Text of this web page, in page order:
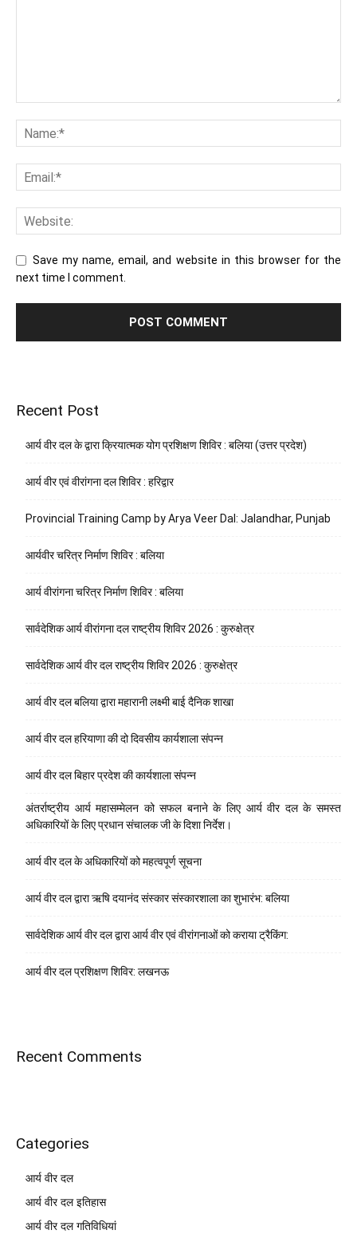
Save my name, email, and website in this browser for the
next time I comment.
Recent Post
आर्य वीर दल के द्वारा क्रियात्मक योग प्रशिक्षण शिविर : बलिया (उत्तर प्रदेश)
आर्य वीर एवं वीरांगना दल शिविर : हरिद्वार
Provincial Training Camp by Arya Veer Dal: Jalandhar, Punjab
आर्यवीर चरित्र निर्माण शिविर : बलिया
आर्य वीरांगना चरित्र निर्माण शिविर : बलिया
सार्वदेशिक आर्य वीरांगना दल राष्ट्रीय शिविर 2026 : कुरुक्षेत्र
सार्वदेशिक आर्य वीर दल राष्ट्रीय शिविर 2026 : कुरुक्षेत्र
आर्य वीर दल बलिया द्वारा महारानी लक्ष्मी बाई दैनिक शाखा
आर्य वीर दल हरियाणा की दो दिवसीय कार्यशाला संपन्न
आर्य वीर दल बिहार प्रदेश की कार्यशाला संपन्न
अंतर्राष्ट्रीय आर्य महासम्मेलन को सफल बनाने के लिए आर्य वीर दल के समस्त
अधिकारियों के लिए प्रधान संचालक जी के दिशा निर्देश।
आर्य वीर दल के अधिकारियों को महत्वपूर्ण सूचना
आर्य वीर दल द्वारा ऋषि दयानंद संस्कार संस्कारशाला का शुभारंभ: बलिया
सार्वदेशिक आर्य वीर दल द्वारा आर्य वीर एवं वीरांगनाओं को कराया ट्रैकिंग:
आर्य वीर दल प्रशिक्षण शिविर: लखनऊ
Recent Comments
Categories
आर्य वीर दल
आर्य वीर दल इतिहास
आर्य वीर दल गतिविधियां